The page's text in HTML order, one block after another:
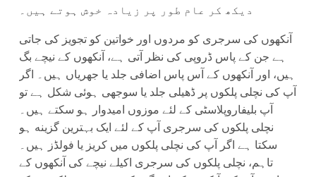
دیکھ کر عام طور پر زیادہ خوش ہوتے ہیں۔
آنکھوں کی سرجری کو مردوں اور خواتین کو تجویز کی جاتی
ہے جن کے پاس ڈروپی کی نظر آتی ہے، آنکھوں کے نیچے بگ
ہیں، اور آنکھوں کے آس پاس اضافی جلد یا جھریاں ہیں۔ اگر
آپ کی نچلی پلکوں پر ڈھیلی جلد یا سوجھی ہوئی شکل ہے تو
آپ بلیفاروپلاسٹی کے لئے موزوں امیدوار ہو سکتے ہیں۔
نچلی پلکوں کی سرجری آپ کے لئے ایک بہترین گزینه ہو
سکتا ہے اگر آپ کی نچلی پلکوں میں کریز یا فولڈز ہیں۔
تاہم، نچلی پلکوں کی سرجری اکیلے نیچے کی آنکھوں کے